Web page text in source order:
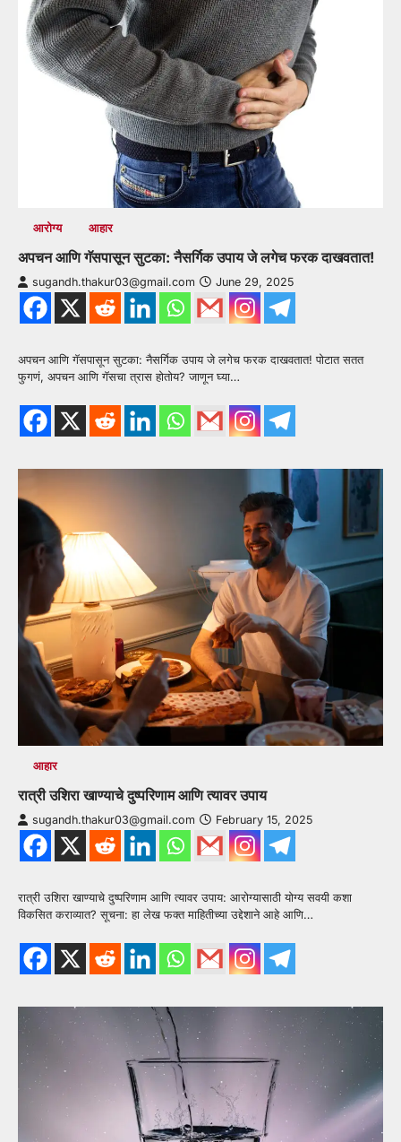
आरोग्य आहार
अपचन आणि गॅसपासून सुटका: नैसर्गिक उपाय जे लगेच फरक दाखवतात!
sugandh.thakur03@gmail.com June 29, 2025
अपचन आणि गॅसपासून सुटका: नैसर्गिक उपाय जे लगेच फरक दाखवतात! पोटात सतत
फुगणं, अपचन आणि गॅसचा त्रास होतोय? जाणून घ्या…
आहार
रात्री उशिरा खाण्याचे दुष्परिणाम आणि त्यावर उपाय
sugandh.thakur03@gmail.com February 15, 2025
रात्री उशिरा खाण्याचे दुष्परिणाम आणि त्यावर उपाय: आरोग्यासाठी योग्य सवयी कशा
विकसित कराव्यात? सूचना: हा लेख फक्त माहितीच्या उद्देशाने आहे आणि…